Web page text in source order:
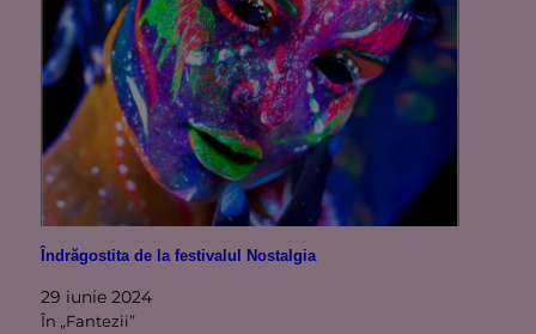
Îndrăgostita de la festivalul Nostalgia
29 iunie 2024
În „Fantezii”